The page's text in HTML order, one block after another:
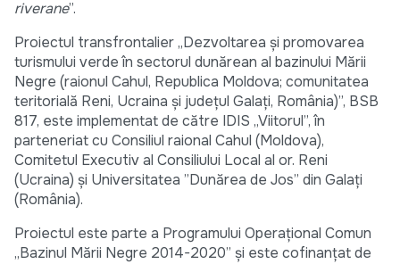
riverane”.
Proiectul transfrontalier „Dezvoltarea și promovarea
turismului verde în sectorul dunărean al bazinului Mării
Negre (raionul Cahul, Republica Moldova; comunitatea
teritorială Reni, Ucraina și județul Galați, România)”, BSB
817, este implementat de către IDIS „Viitorul”, în
parteneriat cu Consiliul raional Cahul (Moldova),
Comitetul Executiv al Consiliului Local al or. Reni
(Ucraina) și Universitatea ”Dunărea de Jos” din Galați
(România).
Proiectul este parte a Programului Operațional Comun
„Bazinul Mării Negre 2014-2020” și este cofinanțat de